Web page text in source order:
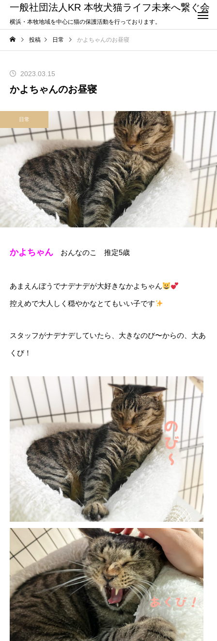
一般社団法人KR 本牧犬猫ライフ未来へ繋ぐ会
横浜・本牧地域を中心に猫の保護活動を行っております。
投稿 日常 かよちゃんのお昼寝
2023.03.15
かよちゃんのお昼寝
日常
かよちゃん おんなのこ 推定5歳
あまえんぼうでナデナデが大好きなかよちゃん
控えめで大人しく穏やかなとてもいい子です
スタッフがナデナデしていたら、大きなのび〜からの、大あ
くび！